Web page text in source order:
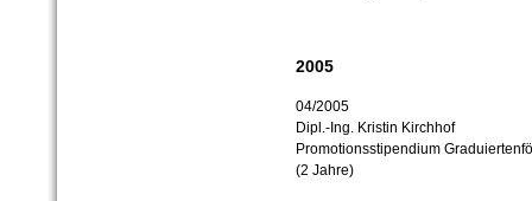
2005
04/2005
Dipl.-Ing. Kristin Kirchhof
Promotionsstipendium
(2 Jahre)